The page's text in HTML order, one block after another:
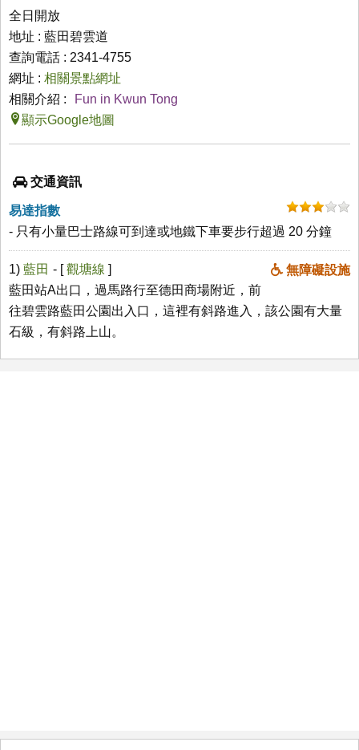
全日開放
地址 : 藍田碧雲道
查詢電話 : 2341-4755
網址 : 相關景點網址
相關介紹 :
Fun in Kwun Tong
顯示Google地圖
交通資訊
易達指數
- 只有小量巴士路線可到達或地鐵下車要步行超過 20 分鐘
1) 藍田 無障礙設施
- [觀塘線 ]
藍田站A出口，過馬路行至德田商場附近，前
往碧雲路藍田公園出入口，這裡有斜路進入，該公園有大量
石級，有斜路上山。